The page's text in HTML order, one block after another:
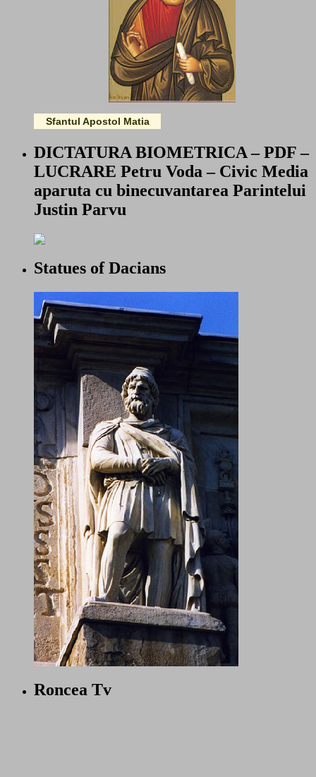
Sfantul Apostol Matia
DICTATURA BIOMETRICA – PDF –
LUCRARE Petru Voda – Civic Media
aparuta cu binecuvantarea Parintelui
Justin Parvu
Statues of Dacians
Roncea Tv